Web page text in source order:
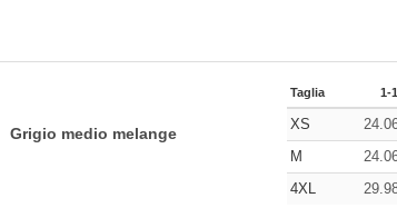
Grigio medio melange
Taglia 1-
XS
M
4XL